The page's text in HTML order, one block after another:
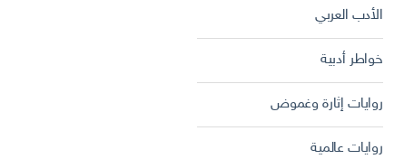
الأدب العربي
خواطر أدبية
روايات إثارة وغموض
روايات عالمية